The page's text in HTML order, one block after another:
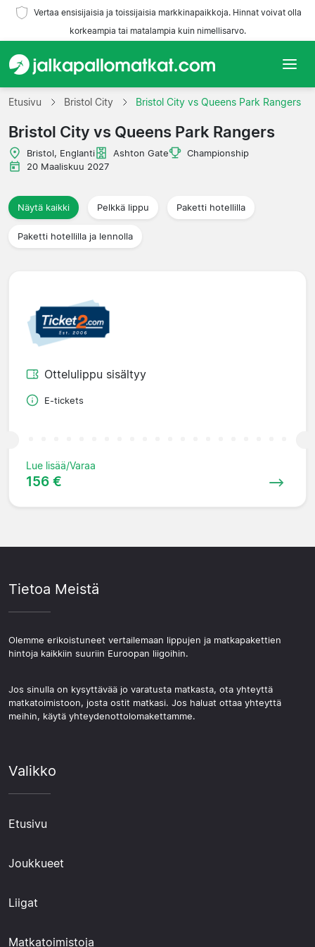
Vertaa ensisijaisia ja toissijaisia markkinapaikkoja. Hinnat voivat olla
korkeampia tai matalampia kuin nimellisarvo.
Etusivu
Joukkueet
Liigat
Matkatoimistoja
Etusivu Bristol City Bristol City vs Queens Park Rangers
Bristol City vs Queens Park Rangers
Bristol, Englanti Ashton Gate
Championship
20 Maaliskuu 2027
Näytä kaikki Pelkkä lippu Paketti hotellilla
Paketti hotellilla ja lennolla
Ottelulippu sisältyy
E-tickets
Lue lisää/Varaa
156 €
Tietoa Meistä
Olemme erikoistuneet vertailemaan lippujen ja matkapakettien
hintoja kaikkiin suuriin Euroopan liigoihin.
Jos sinulla on kysyttävää jo varatusta matkasta, ota yhteyttä
matkatoimistoon, josta ostit matkasi. Jos haluat ottaa yhteyttä
meihin, käytä yhteydenottolomakettamme.
Valikko
Etusivu
Joukkueet
Liigat
Matkatoimistoja